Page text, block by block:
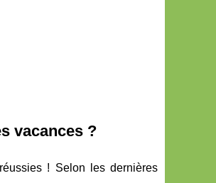
vacances ?
! Selon les dernières